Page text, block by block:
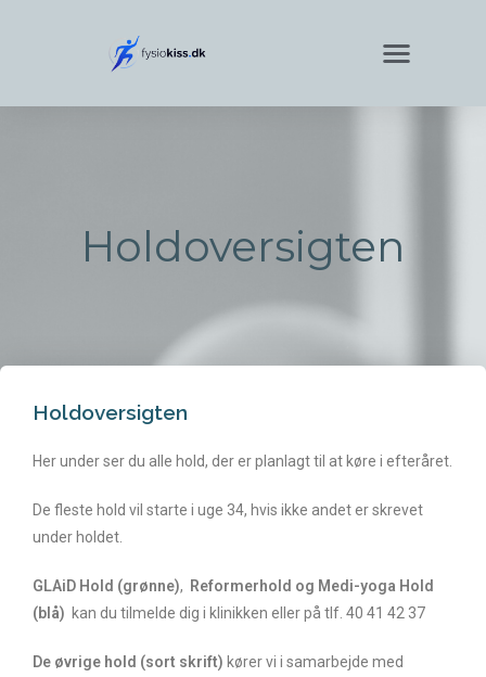
Holdoversigten
Holdoversigten
Her under ser du alle hold, der er planlagt til at køre i efteråret.
De fleste hold vil starte i uge 34, hvis ikke andet er skrevet
under holdet.
GLAiD Hold (grønne), Reformerhold og Medi-yoga Hold
(blå) kan du tilmelde dig i klinikken eller på tlf. 40 41 42 37
De øvrige hold (sort skrift) kører vi i samarbejde med